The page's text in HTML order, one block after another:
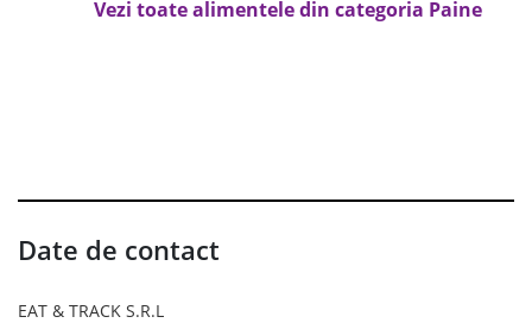
Vezi toate alimentele din categoria Paine
Date de contact
EAT & TRACK S.R.L